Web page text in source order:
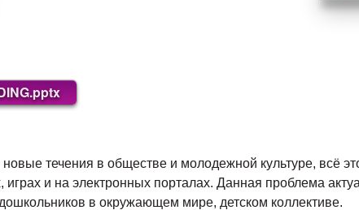
течения в обществе и молодежной культуре, всё
и на электронных порталах. Данная проблема
в окружающем мире, детском коллективе.